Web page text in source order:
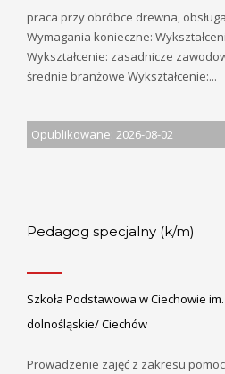
praca przy obróbce drewna,
Wymagania konieczne:
Wykształcenie: zasadnicze
średnie branżowe Wykształcenie:...
Opublikowane: 2026-08-02
Pedagog specjalny (k/m)
Szkoła Podstawowa w Ciechowie
dolnośląskie/ Ciechów
Prowadzenie zajęć z zakresu